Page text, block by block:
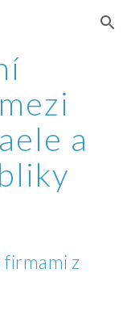
Skip to navigation
a
firmami z